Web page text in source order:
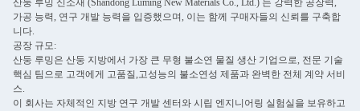
산둥 루밍 신소재 (Shandong Luming New Materials Co., Ltd.) 는 강력한 공장력,
가공 능력, 연구 개발 능력을 입증했으며, 이는 함께 구매자들의 신뢰를 구축합
니다.
공장 규모:
산둥 루밍은 산둥 지방에서 가장 큰 무형 불소연 물질 생산 기업으로, 전문 기술
핵심 팀으로 고객에게 고품질,고성능의 불소연성 제품과 완벽한 전체 계약 서비
스.
이 회사는 자체적인 지방 연구 개발 센터와 시립 엔지니어링 실험실을 보유하고